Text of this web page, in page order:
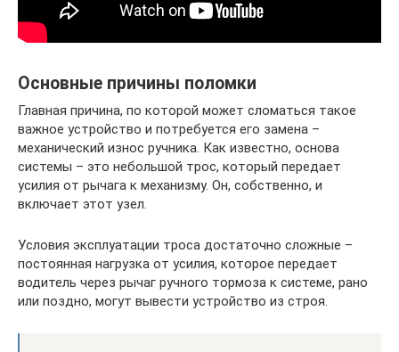
Основные причины поломки
Главная причина, по которой может сломаться такое
важное устройство и потребуется его замена –
механический износ ручника. Как известно, основа
системы – это небольшой трос, который передает
усилия от рычага к механизму. Он, собственно, и
включает этот узел.
Условия эксплуатации троса достаточно сложные –
постоянная нагрузка от усилия, которое передает
водитель через рычаг ручного тормоза к системе, рано
или поздно, могут вывести устройство из строя.